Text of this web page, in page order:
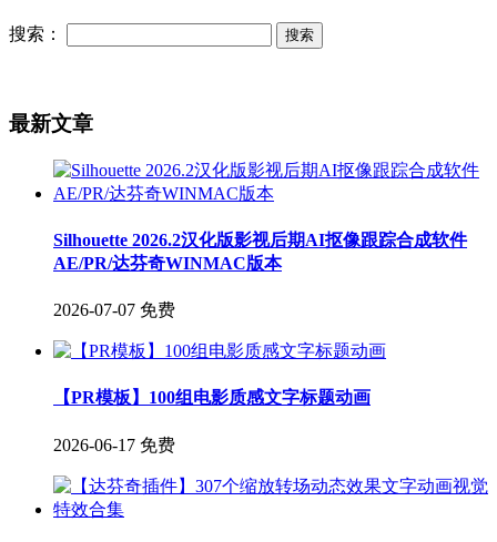
搜索：
最新文章
Silhouette 2026.2汉化版影视后期AI抠像跟踪合成软件
AE/PR/达芬奇WINMAC版本
2026-07-07 免费
【PR模板】100组电影质感文字标题动画
2026-06-17 免费